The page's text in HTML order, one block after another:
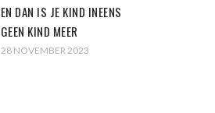
EN DAN IS JE KIND INEENS
GEEN KIND MEER
28 NOVEMBER 2023